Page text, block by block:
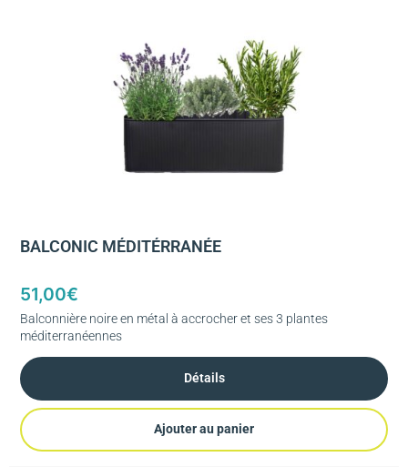
BALCONIC MÉDITÉRRANÉE
51,00€
Balconnière noire en métal à accrocher et ses 3 plantes
méditerranéennes
Détails
Ajouter au panier